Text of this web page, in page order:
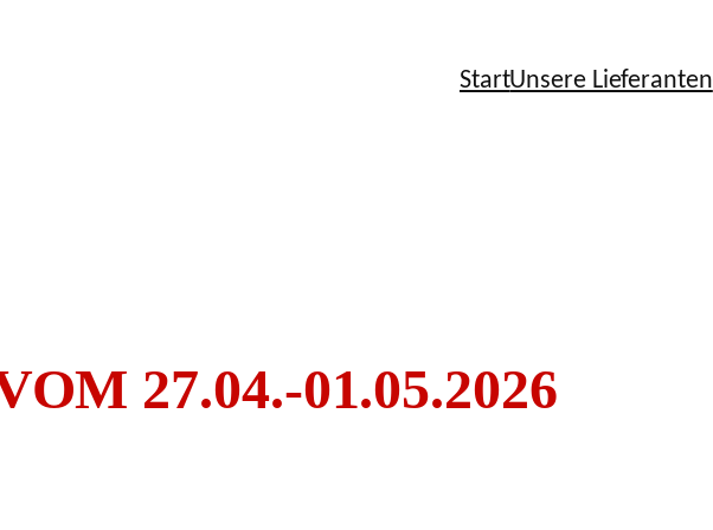
StartUnsere Lieferanten
27.04.-01.05.2026